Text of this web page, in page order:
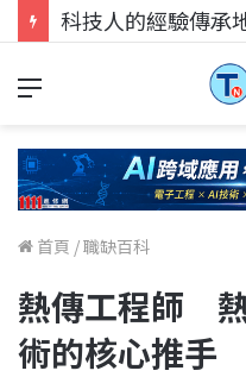
首頁 /職缺百科
熱傳工程師
術的核心推手